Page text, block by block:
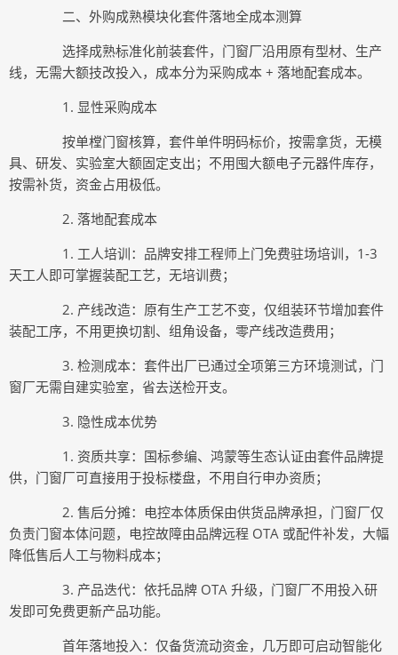
二、外购成熟模块化套件落地全成本测算
选择成熟标准化前装套件，门窗厂沿用原有型材、生产
线，无需大额技改投入，成本分为采购成本 + 落地配套成本。
1. 显性采购成本
按单樘门窗核算，套件单件明码标价，按需拿货，无模
具、研发、实验室大额固定支出；不用囤大额电子元器件库存，
按需补货，资金占用极低。
2. 落地配套成本
1. 工人培训：品牌安排工程师上门免费驻场培训，1-3
天工人即可掌握装配工艺，无培训费；
2. 产线改造：原有生产工艺不变，仅组装环节增加套件
装配工序，不用更换切割、组角设备，零产线改造费用；
3. 检测成本：套件出厂已通过全项第三方环境测试，门
窗厂无需自建实验室，省去送检开支。
3. 隐性成本优势
1. 资质共享：国标参编、鸿蒙等生态认证由套件品牌提
供，门窗厂可直接用于投标楼盘，不用自行申办资质；
2. 售后分摊：电控本体质保由供货品牌承担，门窗厂仅
负责门窗本体问题，电控故障由品牌远程 OTA 或配件补发，大幅
降低售后人工与物料成本；
3. 产品迭代：依托品牌 OTA 升级，门窗厂不用投入研
发即可免费更新产品功能。
首年落地投入：仅备货流动资金，几万即可启动智能化